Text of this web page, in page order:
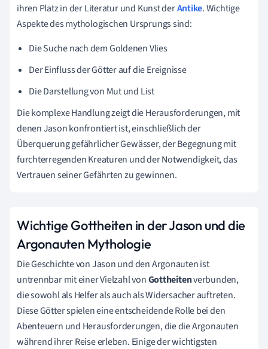
ihren Platz in der Literatur und Kunst derAntike. Wichtige
Aspekte des mythologischen Ursprungs sind:
Die Suche nach dem Goldenen Vlies
Der Einfluss der Götter auf die Ereignisse
Die Darstellung von Mut und List
Die komplexe Handlung zeigt die Herausforderungen, mit
denen Jason konfrontiert ist, einschließlich der
Überquerung gefährlicher Gewässer, der Begegnung mit
furchterregenden Kreaturen und der Notwendigkeit, das
Vertrauen seiner Gefährten zu gewinnen.
Wichtige Gottheiten in der Jason und die
Argonauten Mythologie
Die Geschichte von Jason und den Argonauten ist
untrennbar mit einer Vielzahl vonGottheitenverbunden,
die sowohl als Helfer als auch als Widersacher auftreten.
Diese Götter spielen eine entscheidende Rolle bei den
Abenteuern und Herausforderungen, die die Argonauten
während ihrer Reise erleben. Einige der wichtigsten